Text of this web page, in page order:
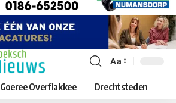
Lettergrootte
aanpassen
Aa
Goeree Overflakkee Drechtsteden